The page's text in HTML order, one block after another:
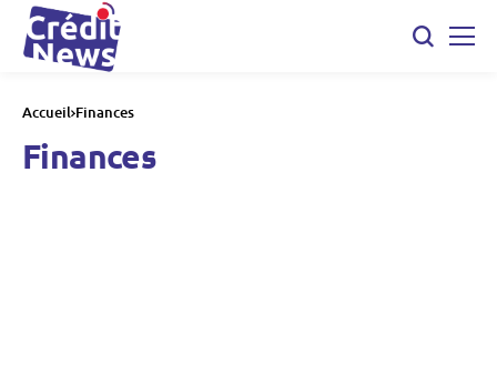
Accueil Finances
Finances